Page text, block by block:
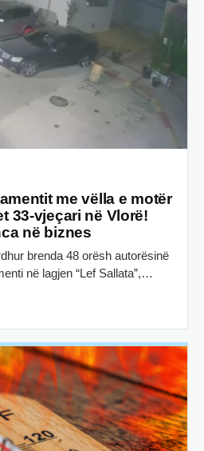
me vëlla e motër
33-vjeçari në Vlorë!
në biznes
brenda 48 orësh autorësinë
në lagjen “Lef Sallata”,…